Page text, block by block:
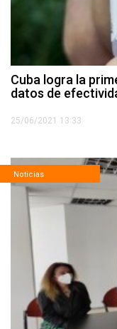
Cuba logra la
datos de
25/06/2021 13:33
Noticias